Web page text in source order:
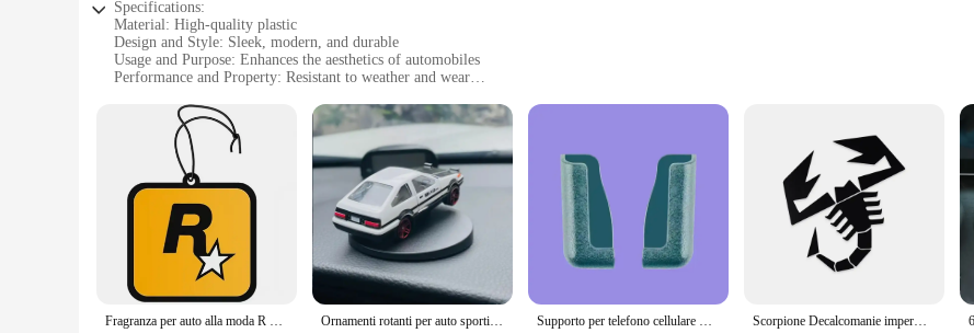
Specifications:
Material: High-quality plastic
Design and Style: Sleek, modern, and durable
Usage and Purpose: Enhances the aesthetics of automobiles
Performance and Property: Resistant to weather and wear
Applicable People: Ideal for automotive enthusiasts and professionals
|Wholesale|
**Elevate Your Vehicle's Appeal**
The automobili Decorazioni sets are the perfect blend of style and functionality, designed to transform your vehicle's interior into a
looks; they are crafted from high-quality plastic that is resistant to the elements, ensuring durability and longevity. Whether you're a car
sets are a must-have for anyone looking to elevate their vehicle's aesthetics.
**Installation Made Easy**
Fragranza per auto alla moda R Star Car Aromaterapia a lunga durata Pezzo di fragranza Rete Ciondolo rosso Decorazione Deodorizzazione per auto Interni Ornamenti rotanti per auto sportive Cruscotto automatico che gira modello da corsa Deco Kit di decorazione per console centrale individualità per auto Supporto per telefono cellulare multifunzione per auto Supporto per telefono cellulare Leggerezza Portabilità Nessun spazio Occupy Stand Accessori interni auto Scorpione Decalcomanie impermeabili Car Styling Adesivo Auto Corpo Copertura del motore Vinile Auto Porta Decalcomanie laterali per Abarth 695 595 124 Rally